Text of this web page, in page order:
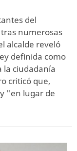
del
numerosas
alcalde reveló
definida como
ciudadanía
criticó que,
"en lugar de